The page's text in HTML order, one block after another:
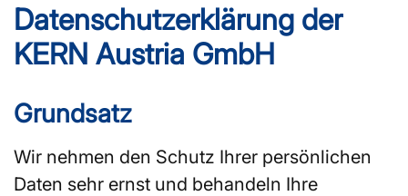
Datenschutzerklärung der
KERN Austria GmbH
Grundsatz
Wir nehmen den Schutz Ihrer persönlichen
Daten sehr ernst und behandeln Ihre